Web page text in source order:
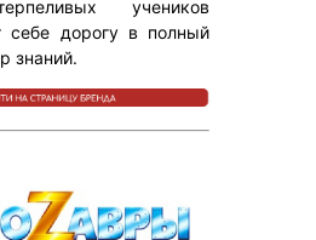
учеников
себе дорогу в полный
знаний.